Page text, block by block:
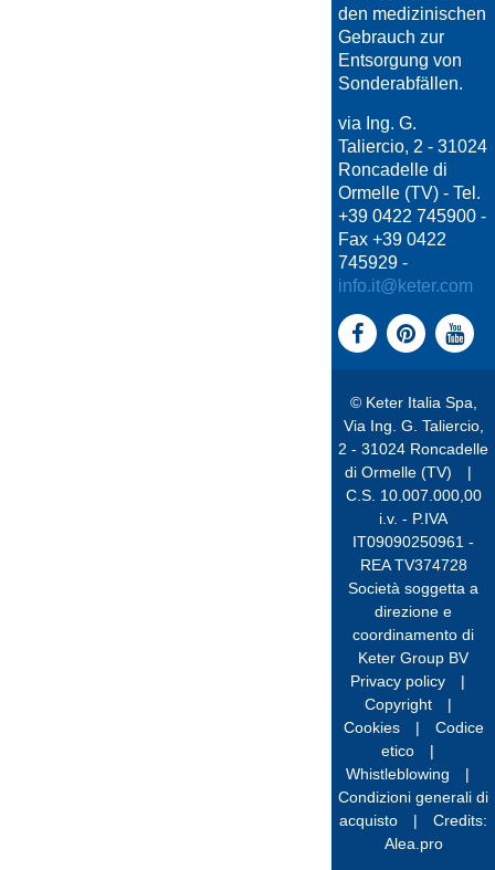
den medizinischen
Gebrauch zur
Entsorgung von
Sonderabfällen.
via Ing. G.
Taliercio, 2 - 31024
Roncadelle di
Ormelle (TV) - Tel.
+39 0422 745900 -
Fax +39 0422
745929 -
info.it@keter.com
© Keter Italia Spa,
Via Ing. G. Taliercio,
2 - 31024 Roncadelle
di Ormelle (TV)
|
C.S. 10.007.000,00
i.v. - P.IVA
IT09090250961 -
REA TV374728
Società soggetta a
direzione e
coordinamento di
Keter Group BV
Privacy policy
|
Copyright
|
Cookies
|
Codice
etico
|
Whistleblowing
|
Condizioni generali di
acquisto
|
Credits:
Alea.pro